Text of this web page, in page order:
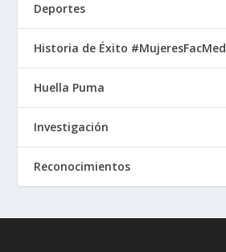
Deportes
Historia de Éxito #MujeresFacMed
Huella Puma
Investigación
Reconocimientos